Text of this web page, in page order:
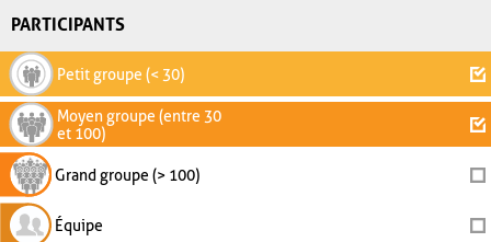
PARTICIPANTS
Petit groupe (< 30)
Moyen groupe (entre 30
et 100)
Grand groupe (> 100)
Équipe